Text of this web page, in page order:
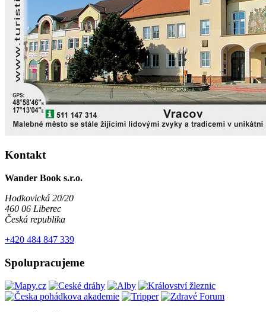
Kontakt
Wander Book s.r.o.
Hodkovická 20/20
460 06 Liberec
Česká republika
+420 484 847 339
Spolupracujeme